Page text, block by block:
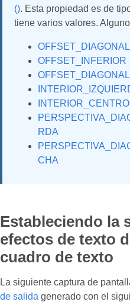
(). Esta propiedad es de
tiene varios valores.
OFFSET_INFERIOR
INTERIOR_CENTRO
RDA
CHA
Estableciendo la
efectos de texto
cuadro de texto
La siguiente captura de
de salida generado con el